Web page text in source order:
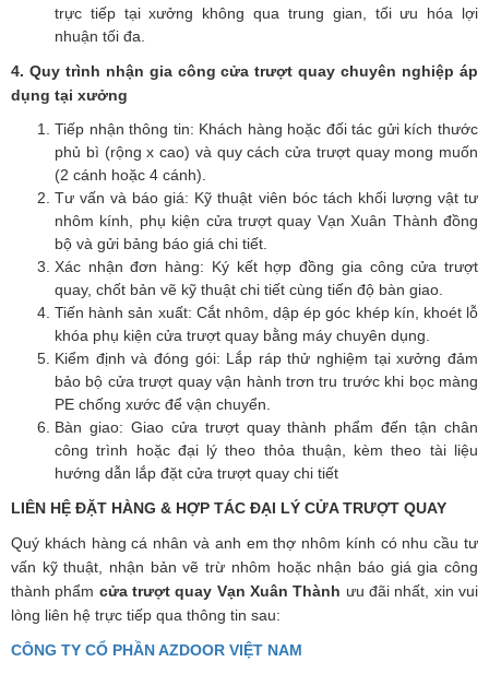
trực tiếp tại xưởng không qua trung gian, tối ưu hóa lợi
nhuận tối đa.
4. Quy trình nhận gia công cửa trượt quay chuyên nghiệp áp
dụng tại xưởng
Tiếp nhận thông tin: Khách hàng hoặc đối tác gửi kích thước
phủ bì (rộng x cao) và quy cách cửa trượt quay mong muốn
(2 cánh hoặc 4 cánh).
Tư vấn và báo giá: Kỹ thuật viên bóc tách khối lượng vật tư
nhôm kính, phụ kiện cửa trượt quay Vạn Xuân Thành đồng
bộ và gửi bảng báo giá chi tiết.
Xác nhận đơn hàng: Ký kết hợp đồng gia công cửa trượt
quay, chốt bản vẽ kỹ thuật chi tiết cùng tiến độ bàn giao.
Tiến hành sản xuất: Cắt nhôm, dập ép góc khép kín, khoét lỗ
khóa phụ kiện cửa trượt quay bằng máy chuyên dụng.
Kiểm định và đóng gói: Lắp ráp thử nghiệm tại xưởng đảm
bảo bộ cửa trượt quay vận hành trơn tru trước khi bọc màng
PE chống xước để vận chuyển.
Bàn giao: Giao cửa trượt quay thành phẩm đến tận chân
công trình hoặc đại lý theo thỏa thuận, kèm theo tài liệu
hướng dẫn lắp đặt cửa trượt quay chi tiết
LIÊN HỆ ĐẶT HÀNG & HỢP TÁC ĐẠI LÝ CỬA TRƯỢT QUAY
Quý khách hàng cá nhân và anh em thợ nhôm kính có nhu cầu tư
vấn kỹ thuật, nhận bản vẽ trừ nhôm hoặc nhận báo giá gia công
thành phẩm cửa trượt quay Vạn Xuân Thành ưu đãi nhất, xin vui
lòng liên hệ trực tiếp qua thông tin sau:
CÔNG TY CỔ PHẦN AZDOOR VIỆT NAM